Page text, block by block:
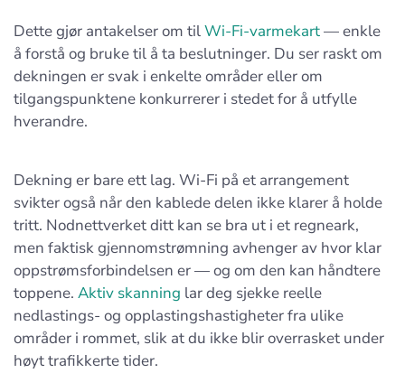
Dette gjør antakelser om tilWi-Fi-varmekart— enkle
å forstå og bruke til å ta beslutninger. Du ser raskt om
dekningen er svak i enkelte områder eller om
tilgangspunktene konkurrerer i stedet for å utfylle
hverandre.
Dekning er bare ett lag. Wi-Fi på et arrangement
svikter også når den kablede delen ikke klarer å holde
tritt. Nodnettverket ditt kan se bra ut i et regneark,
men faktisk gjennomstrømning avhenger av hvor klar
oppstrømsforbindelsen er — og om den kan håndtere
toppene. Aktiv skanning lar deg sjekke reelle
nedlastings- og opplastingshastigheter fra ulike
områder i rommet, slik at du ikke blir overrasket under
høyt trafikkerte tider.